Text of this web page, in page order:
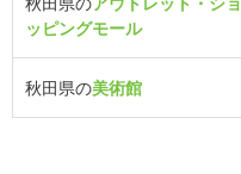
ッピングモール
秋田県の美術館